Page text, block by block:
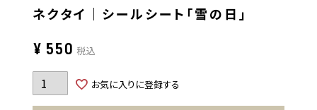
ネクタイ｜シールシート「雪の日」
¥ 550 税込
お気に入りに登録する